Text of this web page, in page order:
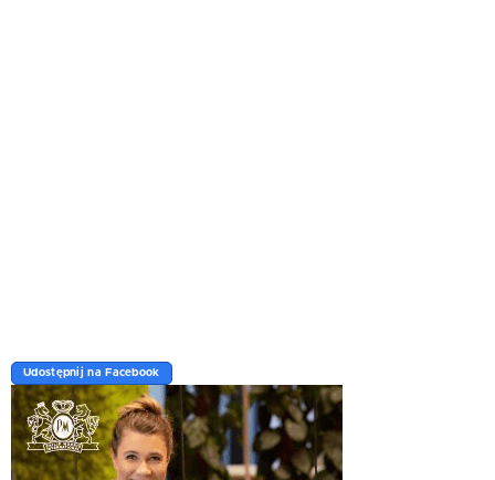
Udostępnij na Facebook